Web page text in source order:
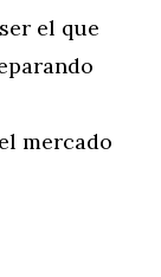
el que
mercado